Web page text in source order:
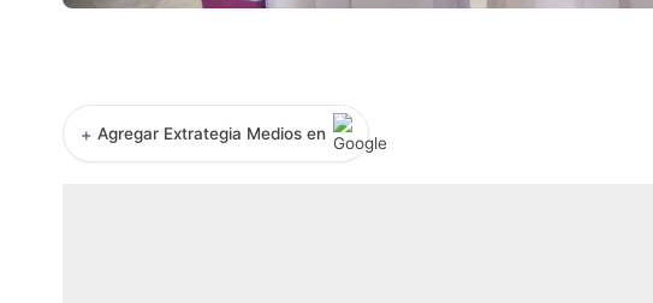
+ Agregar Extrategia Medios en